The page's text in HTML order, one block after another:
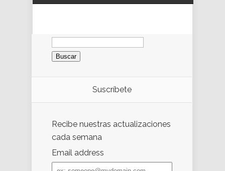
Buscar:
Suscríbete
Recibe nuestras actualizaciones
cada semana
Email address
Email